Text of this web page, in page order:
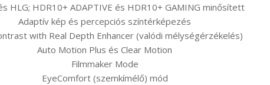
HLG; HDR10+ ADAPTIVE és HDR10+ GAMING minősített
Adaptív kép és percepciós színtérképezés
with Real Depth Enhancer (valódi mélységérzékelés)
Auto Motion Plus és Clear Motion
Filmmaker Mode
EyeComfort (szemkímélő) mód